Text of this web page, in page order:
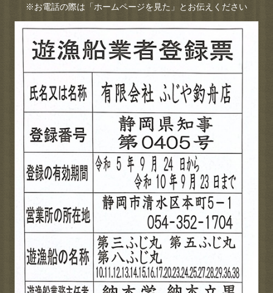
※お電話の際は「ホームページを見た」とお伝えください